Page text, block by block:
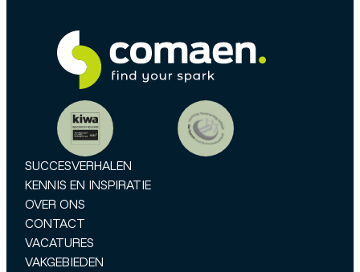
SUCCESVERHALEN
KENNIS EN INSPIRATIE
OVER ONS
CONTACT
VACATURES
VAKGEBIEDEN